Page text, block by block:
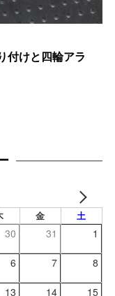
付けと四輪アラ
金 土
30 31 1
6 7 8
13 14 15